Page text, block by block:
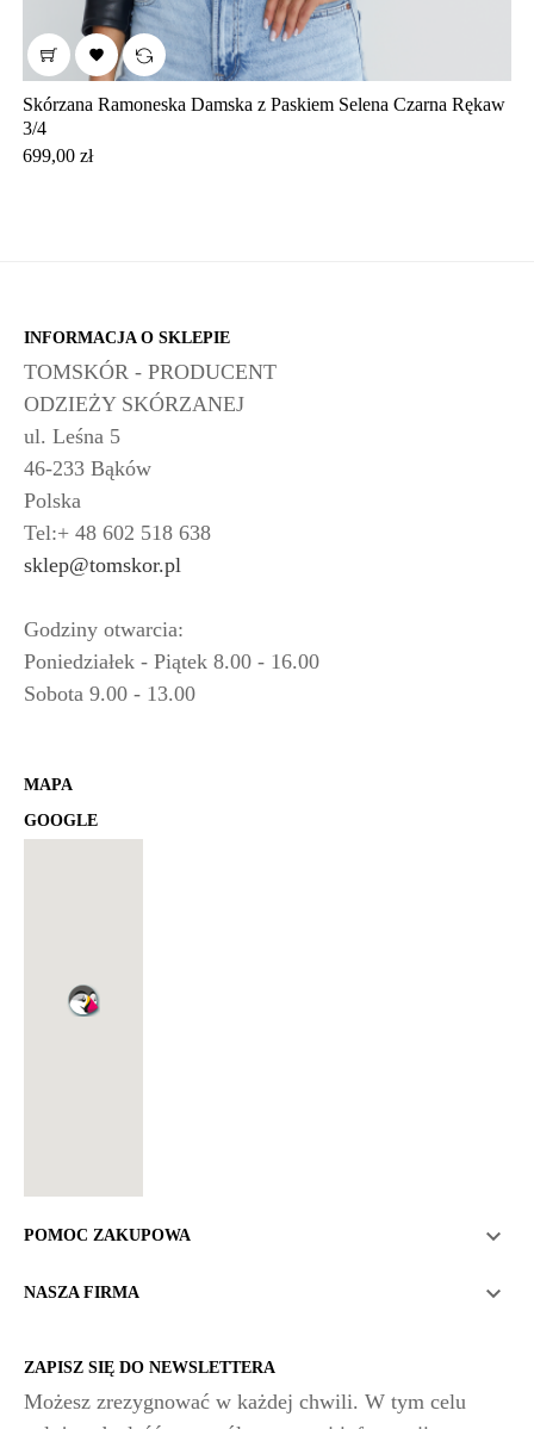

Skórzana Ramoneska Damska z Paskiem Selena Czarna Rękaw
3/4
Cena
699,00 zł
INFORMACJA O SKLEPIE
TOMSKÓR - PRODUCENT
ODZIEŻY SKÓRZANEJ
ul. Leśna 5
46-233 Bąków
Polska
Tel:+ 48 602 518 638
sklep@tomskor.pl
Godziny otwarcia:
Poniedziałek - Piątek 8.00 - 16.00
Sobota 9.00 - 13.00
MAPA
GOOGLE
POMOC ZAKUPOWA 
NASZA FIRMA 
ZAPISZ SIĘ DO NEWSLETTERA
Możesz zrezygnować w każdej chwili. W tym celu